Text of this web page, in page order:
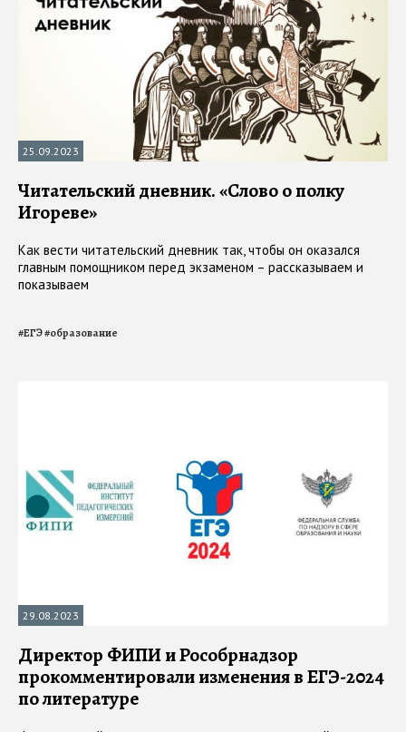
25.09.2023
Читательский дневник. «Слово о полку
Игореве»
Как вести читательский дневник так, чтобы он оказался
главным помощником перед экзаменом – рассказываем и
показываем
#ЕГЭ#образование
29.08.2023
Директор ФИПИ и Рособрнадзор
прокомментировали изменения в ЕГЭ-2024
по литературе